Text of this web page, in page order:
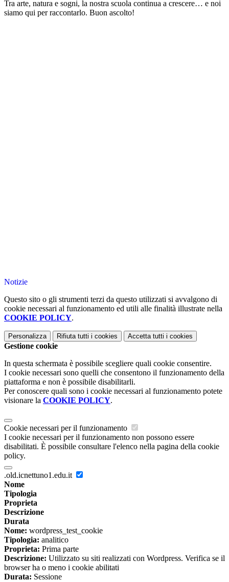
Tra arte, natura e sogni, la nostra scuola continua a crescere… e noi
siamo qui per raccontarlo. Buon ascolto!
Notizie
Questo sito o gli strumenti terzi da questo utilizzati si avvalgono di
cookie necessari al funzionamento ed utili alle finalità illustrate nella
COOKIE POLICY.
Personalizza Rifiuta tutti i cookies Accetta tutti i cookies
Gestione cookie
In questa schermata è possibile scegliere quali cookie consentire.
I cookie necessari sono quelli che consentono il funzionamento della
piattaforma e non è possibile disabilitarli.
Per conoscere quali sono i cookie necessari al funzionamento potete
visionare la COOKIE POLICY.
Cookie necessari per il funzionamento
I cookie necessari per il funzionamento non possono essere
disabilitati. È possibile consultare l'elenco nella pagina della cookie
policy.
.old.icnettuno1.edu.it
Nome
Tipologia
Proprieta
Descrizione
Durata
Nome: wordpress_test_cookie
Tipologia: analitico
Proprieta: Prima parte
Descrizione: Utilizzato su siti realizzati con Wordpress. Verifica se il
browser ha o meno i cookie abilitati
Durata: Sessione